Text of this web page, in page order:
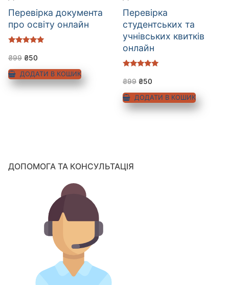
Перевірка документа
про освіту онлайн
5.00
₴99 ₴50
ДОДАТИ В КОШИК
Перевірка
студентських та
учнівських квитків
онлайн
5.00
₴99 ₴50
ДОДАТИ В КОШИК
ДОПОМОГА ТА КОНСУЛЬТАЦІЯ